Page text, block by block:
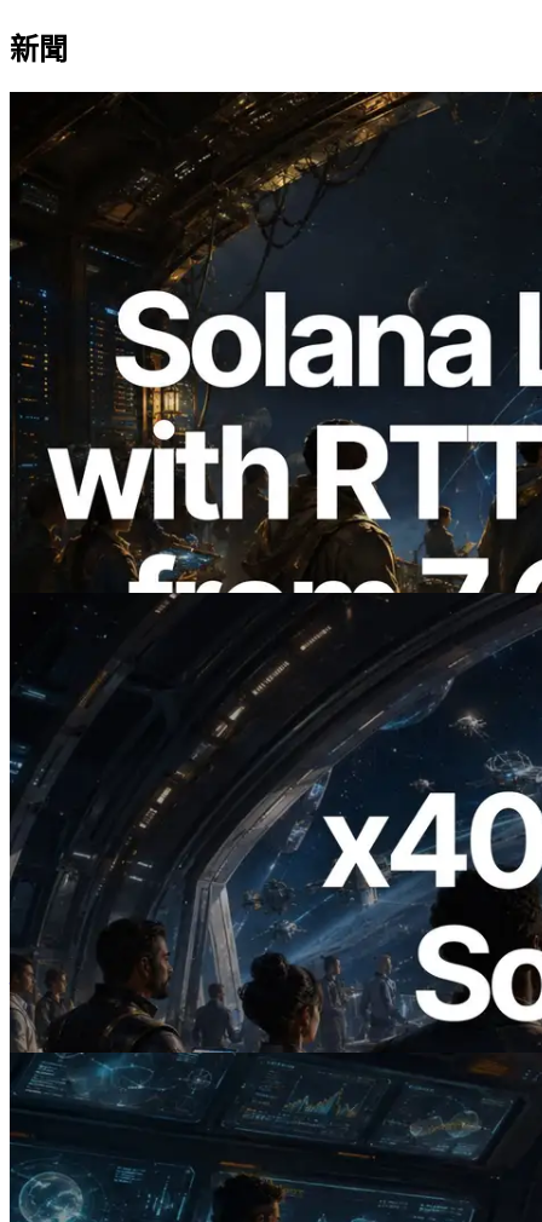
新聞
2026.08.05
ERPC 擴展 Solana Leader Slot API：新
增全球 7 個區域的 Ping 測量 —
Validators Information API 同步上線
2026.07.04
ERPC 發布支援 x402 支付的 Solana RPC
— AI Agent 按需為 API 付款的時代開啟
閱讀此文章